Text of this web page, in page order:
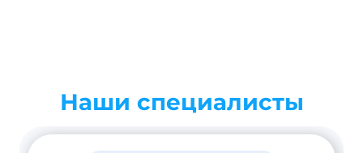
Наши специалисты